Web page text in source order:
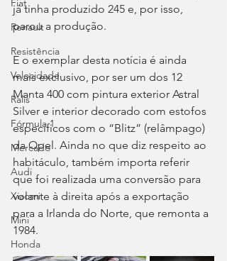
Fiat
Renault
Resistência
Velocidade
Ralis
Fórmula 1
Mercado
Audi
Xiaomi
Mini
Honda
já tinha produzido 245 e, por isso,
parou a produção.
E o exemplar desta notícia é ainda
mais exclusivo, por ser um dos 12
Manta 400 com pintura exterior Astral
Silver e interior decorado com estofos
específicos com o “Blitz” (relâmpago)
da Opel. Ainda no que diz respeito ao
habitáculo, também importa referir
que foi realizada uma conversão para
volante à direita após a exportação
para a Irlanda do Norte, que remonta a
1984.